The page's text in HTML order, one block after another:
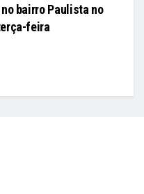
bairro Paulista no
feira